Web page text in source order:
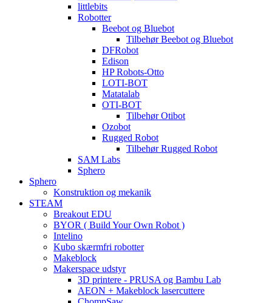
littlebits
Robotter
Beebot og Bluebot
Tilbehør Beebot og Bluebot
DFRobot
Edison
HP Robots-Otto
LOTI-BOT
Matatalab
OTI-BOT
Tilbehør Otibot
Ozobot
Rugged Robot
Tilbehør Rugged Robot
SAM Labs
Sphero
Sphero
Konstruktion og mekanik
STEAM
Breakout EDU
BYOR ( Build Your Own Robot )
Intelino
Kubo skærmfri robotter
Makeblock
Makerspace udstyr
3D printere - PRUSA og Bambu Lab
AEON + Makeblock lasercuttere